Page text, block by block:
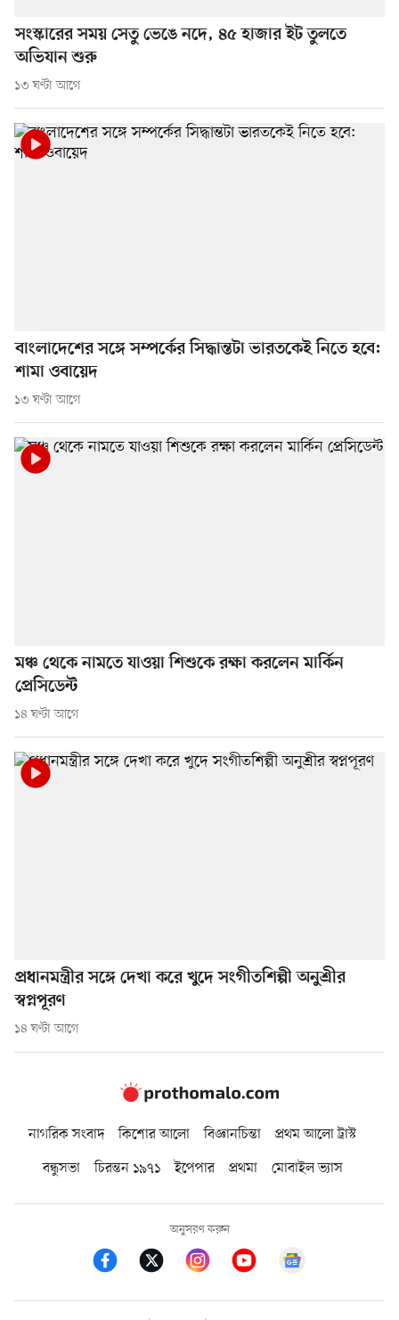
সংস্কারের সময় সেতু ভেঙে নদে, ৪৫ হাজার ইট তুলতে
অভিযান শুরু
১৩ ঘণ্টা আগে
বাংলাদেশের সঙ্গে সম্পর্কের সিদ্ধান্তটা ভারতকেই নিতে হবে:
শামা ওবায়েদ
১৩ ঘণ্টা আগে
মঞ্চ থেকে নামতে যাওয়া শিশুকে রক্ষা করলেন মার্কিন
প্রেসিডেন্ট
১৪ ঘণ্টা আগে
প্রধানমন্ত্রীর সঙ্গে দেখা করে খুদে সংগীতশিল্পী অনুশ্রীর
স্বপ্নপূরণ
১৪ ঘণ্টা আগে
নাগরিক সংবাদ কিশোর আলো বিজ্ঞানচিন্তা
প্রথম আলো ট্রাস্ট
বন্ধুসভা
চিরন্তন ১৯৭১ ইপেপার প্রথমা মোবাইল ভ্যাস
অনুসরণ করুন